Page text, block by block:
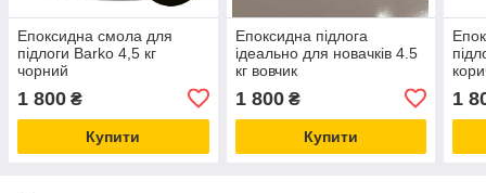
Епоксидна смола для
підлоги Barko 4,5 кг
чорний
1 800 ₴
Купити
Епоксидна підлога
ідеально для новачків 4.5
кг вовчик
1 800₴
Купити
1